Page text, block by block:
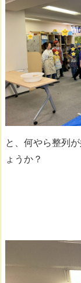
と、何やら整列
ょうか？